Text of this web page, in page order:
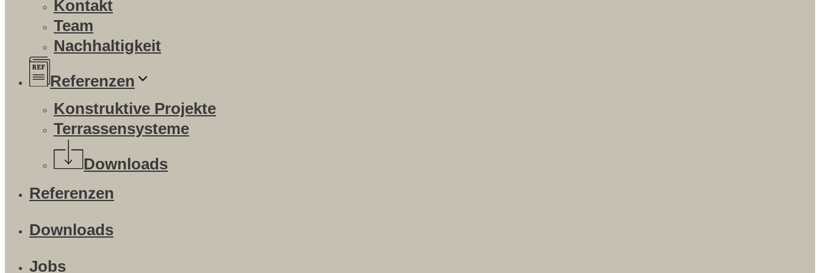
Kontakt
Team
Nachhaltigkeit
Referenzen
Konstruktive Projekte
Terrassensysteme
Downloads
Referenzen
Downloads
Jobs